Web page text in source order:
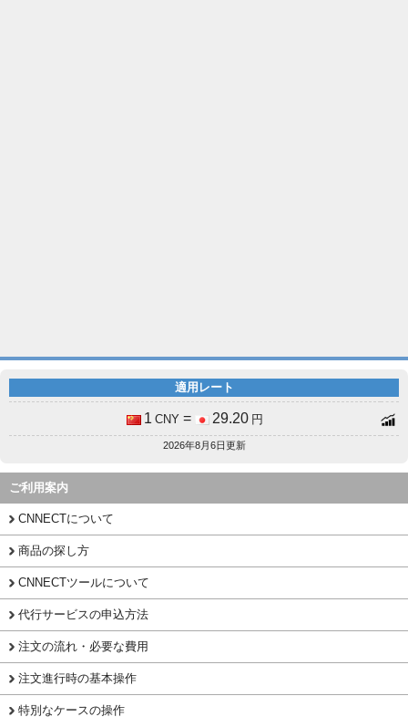
適用レート
1 CNY = 29.20 円
2026年8月6日更新
ご利用案内
CNNECTについて
商品の探し方
CNNECTツールについて
代行サービスの申込方法
注文の流れ・必要な費用
注文進行時の基本操作
特別なケースの操作